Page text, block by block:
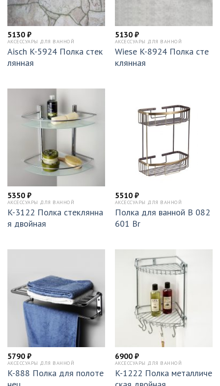
5130 ₽
АКСЕССУАРЫ ДЛЯ ВАННОЙ
Aisch K-5924 Полка стек
лянная
5130 ₽
АКСЕССУАРЫ ДЛЯ ВАННОЙ
Wiese K-8924 Полка сте
клянная
5350 ₽
АКСЕССУАРЫ ДЛЯ ВАННОЙ
K-3122 Полка стеклянна
я двойная
5510 ₽
АКСЕССУАРЫ ДЛЯ ВАННОЙ
Полка для ванной B 082
601 Br
5790 ₽
АКСЕССУАРЫ ДЛЯ ВАННОЙ
K-888 Полка для полоте
6900 ₽
АКСЕССУАРЫ ДЛЯ ВАННОЙ
K-1222 Полка металличе